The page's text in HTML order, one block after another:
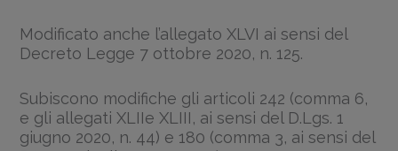
Modificato anche l’allegato XLVI ai sensi del
Decreto Legge 7 ottobre 2020, n. 125.
Subiscono modifiche gli articoli 242 (comma 6,
e gli allegati XLIIe XLIII, ai sensi del D.Lgs. 1
giugno 2020, n. 44) e 180 (comma 3, ai sensi del